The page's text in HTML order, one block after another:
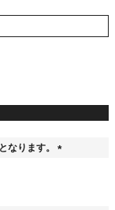
なります。